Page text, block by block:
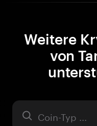
Weitere
von
Asset